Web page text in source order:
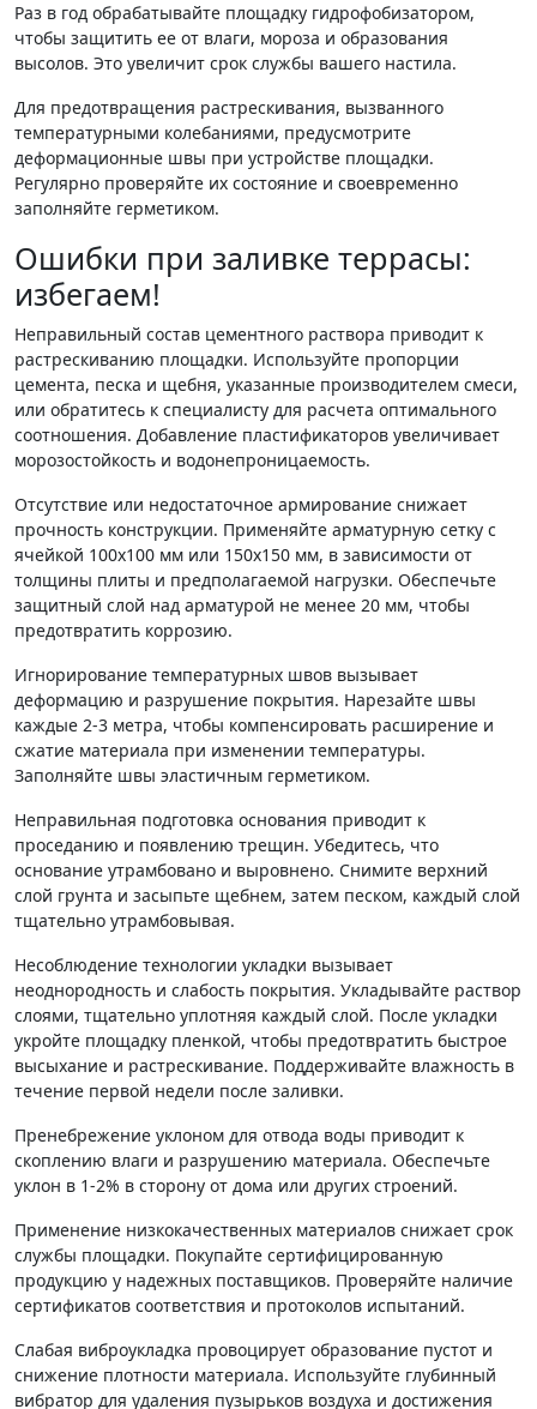
Раз в год обрабатывайте площадку гидрофобизатором,
чтобы защитить ее от влаги, мороза и образования
высолов. Это увеличит срок службы вашего настила.
Для предотвращения растрескивания, вызванного
температурными колебаниями, предусмотрите
деформационные швы при устройстве площадки.
Регулярно проверяйте их состояние и своевременно
заполняйте герметиком.
Ошибки при заливке террасы:
избегаем!
Неправильный состав цементного раствора приводит к
растрескиванию площадки. Используйте пропорции
цемента, песка и щебня, указанные производителем смеси,
или обратитесь к специалисту для расчета оптимального
соотношения. Добавление пластификаторов увеличивает
морозостойкость и водонепроницаемость.
Отсутствие или недостаточное армирование снижает
прочность конструкции. Применяйте арматурную сетку с
ячейкой 100х100 мм или 150х150 мм, в зависимости от
толщины плиты и предполагаемой нагрузки. Обеспечьте
защитный слой над арматурой не менее 20 мм, чтобы
предотвратить коррозию.
Игнорирование температурных швов вызывает
деформацию и разрушение покрытия. Нарезайте швы
каждые 2-3 метра, чтобы компенсировать расширение и
сжатие материала при изменении температуры.
Заполняйте швы эластичным герметиком.
Неправильная подготовка основания приводит к
проседанию и появлению трещин. Убедитесь, что
основание утрамбовано и выровнено. Снимите верхний
слой грунта и засыпьте щебнем, затем песком, каждый слой
тщательно утрамбовывая.
Несоблюдение технологии укладки вызывает
неоднородность и слабость покрытия. Укладывайте раствор
слоями, тщательно уплотняя каждый слой. После укладки
укройте площадку пленкой, чтобы предотвратить быстрое
высыхание и растрескивание. Поддерживайте влажность в
течение первой недели после заливки.
Пренебрежение уклоном для отвода воды приводит к
скоплению влаги и разрушению материала. Обеспечьте
уклон в 1-2% в сторону от дома или других строений.
Применение низкокачественных материалов снижает срок
службы площадки. Покупайте сертифицированную
продукцию у надежных поставщиков. Проверяйте наличие
сертификатов соответствия и протоколов испытаний.
Слабая виброукладка провоцирует образование пустот и
снижение плотности материала. Используйте глубинный
вибратор для удаления пузырьков воздуха и достижения